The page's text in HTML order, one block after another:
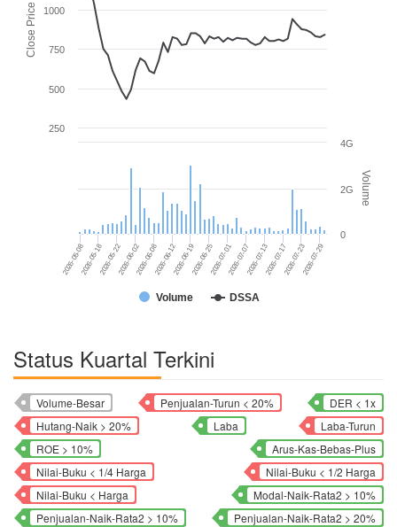
Close Price
Volume
Volume DSSA
2026-05-08 2026-06-02 2026-06-19 2026-07-07 2026-07-23
2026-05-182026-05-22 2026-06-082026-06-12 2026-06-252026-07-01 2026-07-132026-07-17 2026-07-29
250
500
750
1000
0
2G
4G
Status Kuartal Terkini
Volume-Besar Penjualan-Turun < 20%
DER < 1x
Hutang-Naik > 20%
Laba
Laba-Turun
ROE > 10%
Arus-Kas-Bebas-Plus
Nilai-Buku < 1/4 Harga
Nilai-Buku < 1/2 Harga
Nilai-Buku < Harga
Modal-Naik-Rata2 > 10%
Penjualan-Naik-Rata2 > 10%
Penjualan-Naik-Rata2 > 20%